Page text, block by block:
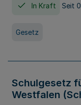
In Kraft Seit
Gesetz
Schulgesetz
Westfalen